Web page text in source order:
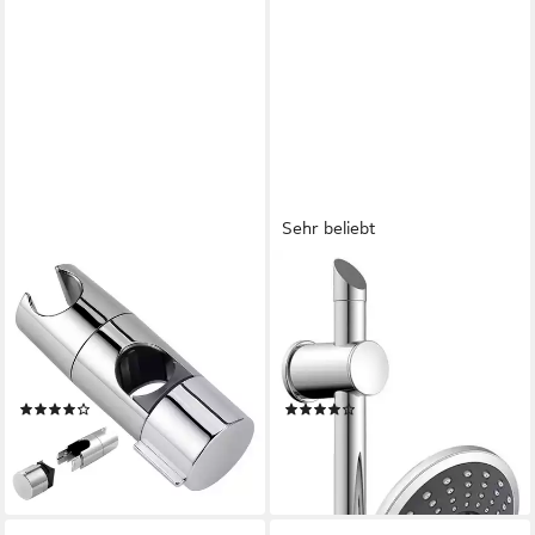
FOUORTUNATE-BEE
Brausehalter Halterung
Duschkopfhalter für
Gleitstange Verstellbar 18-25
(8)
18,99 €
-42%
lieferbar in 3 Wochen
Sehr beliebt
SCHÜTTE
Brausegarnitur Florenz, Höhe
Regendusche, Wellness
Duschkopf mit 5 Funktionen
lieferbar - in 3-4 Werktagen bei dir